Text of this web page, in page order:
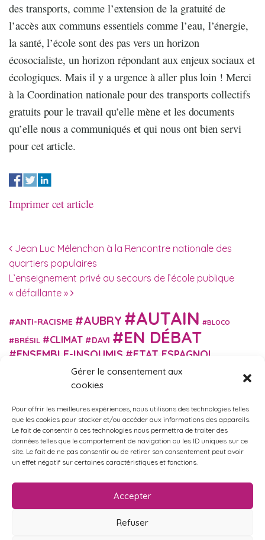
Gérer le consentement aux
cookies
Pour offrir les meilleures expériences, nous utilisons des technologies telles
que les cookies pour stocker et/ou accéder aux informations des appareils.
Le fait de consentir à ces technologies nous permettra de traiter des
données telles que le comportement de navigation ou les ID uniques sur ce
site. Le fait de ne pas consentir ou de retirer son consentement peut avoir
un effet négatif sur certaines caractéristiques et fonctions.
Accepter
Refuser
des transports, comme l’extension de la gratuité de
l’accès aux communs essentiels comme l’eau, l’énergie,
la santé, l’école sont des pas vers un horizon
écosocialiste, un horizon répondant aux enjeux sociaux et
écologiques. Mais il y a urgence à aller plus loin ! Merci
à la Coordination nationale pour des transports collectifs
gratuits pour le travail qu’elle mène et les documents
qu’elle nous a communiqués et qui nous ont bien servi
pour cet article.
Imprimer cet article
Navigation des articles
Jean Luc Mélenchon à la Rencontre nationale des
quartiers populaires
L’enseignement privé au secours de l’école publique
« défaillante »
ANTI-RACISME AUBRY AUTAIN BLOCO
BRÉSIL CLIMAT DAVI EN DÉBAT
ENSEMBLE-INSOUMIS ETAT ESPAGNOL
EUROPE EXTRÊME DROITE FASCISME
FRANCE INSOUMISE
HISTOIRE IMMIGRATION ISRAËL PALESTINE ITALIE
MACRON MARTIN MARXISME MIGRANT-ES
MUNICIPALES MÉLENCHON NUPES OBONO
OCCITANIE PORTUGAL RETRAITES RUSSIE
VIOLENCES SEXISTES ÉCOLOGIE
ÉCOSOCIALISME ÉLECTIONS